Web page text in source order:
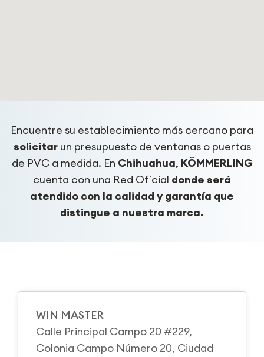
Encuentre su establecimiento más cercano para
solicitarun presupuesto de ventanas o puertas
de PVC a medida. En Chihuahua, KÖMMERLING
cuenta con una Red Oficial donde será
atendido con la calidad y garantía que
distingue a nuestra marca.
WIN MASTER
Calle Principal Campo 20 #229,
Colonia Campo Número 20, Ciudad